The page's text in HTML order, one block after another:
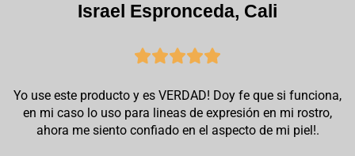
Israel Espronceda, Cali

Yo use este producto y es VERDAD! Doy fe que si funciona,
en mi caso lo uso para lineas de expresión en mi rostro,
ahora me siento confiado en el aspecto de mi piel!.